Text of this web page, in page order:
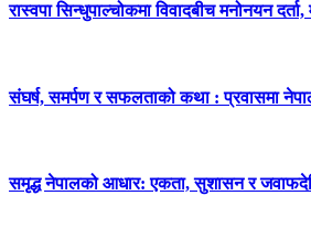
रास्वपा सिन्धुपाल्चोकमा विवादबीच मनोनयन
संघर्ष, समर्पण र सफलताको कथा : प्रवासमा
समृद्ध नेपालको आधार: एकता, सुशासन र